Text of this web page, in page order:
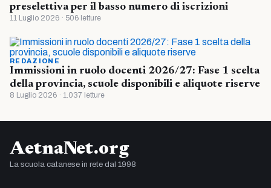
preselettiva per il basso numero di iscrizioni
11 Luglio 2026 · 506 letture
REDAZIONE
Immissioni in ruolo docenti 2026/27: Fase 1 scelta
della provincia, scuole disponibili e aliquote riserve
8 Luglio 2026 · 1.037 letture
AetnaNet.org
La scuola catanese in rete dal 1998